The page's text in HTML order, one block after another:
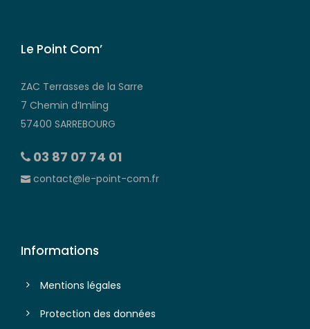
Le Point Com’
ZAC Terrasses de la Sarre
7 Chemin d’Imling
57400 SARREBOURG
03 87 07 74 01
contact@le-point-com.fr
Informations
Mentions légales
Protection des données